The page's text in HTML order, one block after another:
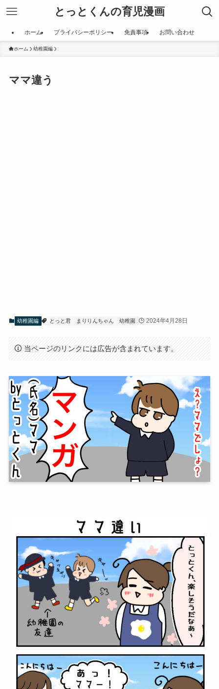
とっとくんの育児漫画
ホーム プライバシーポリシー 免責事項 お問い合わせ
ホーム 幼稚園編
ママ違う
幼稚園編 とっと君 まりりんちゃん 幼稚園 2024年4月28日
当ページのリンクには広告が含まれています。